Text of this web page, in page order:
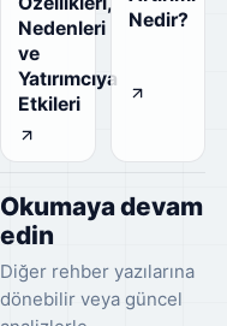
Nedenleri
ve
Yatırımcıya
Etkileri
Nedir?
Okumaya devam
edin
Diğer rehber yazılarına
dönebilir veya güncel